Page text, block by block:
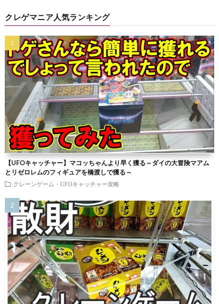
クレゲマニア人気ランキング
【UFOキャッチャー】マコッちゃんより早く獲る～ダイの大冒険マアム
とリゼロレムのフィギュアを橋渡しで獲る～
クレーンゲーム・UFOキャッチャー攻略